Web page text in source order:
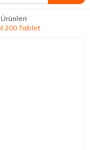
Ürünleri
200 Tablet